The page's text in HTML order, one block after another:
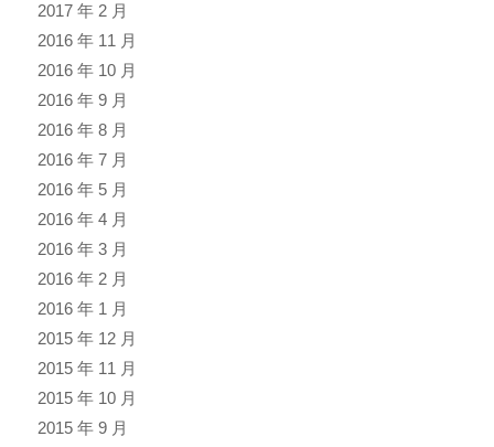
2017 年 2 月
2016 年 11 月
2016 年 10 月
2016 年 9 月
2016 年 8 月
2016 年 7 月
2016 年 5 月
2016 年 4 月
2016 年 3 月
2016 年 2 月
2016 年 1 月
2015 年 12 月
2015 年 11 月
2015 年 10 月
2015 年 9 月